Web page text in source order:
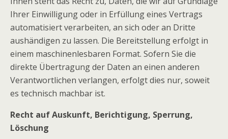
Ihrer Einwilligung oder in Erfüllung eines Vertrags
automatisiert verarbeiten, an sich oder an Dritte
aushändigen zu lassen. Die Bereitstellung erfolgt in
einem maschinenlesbaren Format. Sofern Sie die
direkte Übertragung der Daten an einen anderen
Verantwortlichen verlangen, erfolgt dies nur, soweit
es technisch machbar ist.
Recht auf Auskunft, Berichtigung, Sperrung,
Löschung